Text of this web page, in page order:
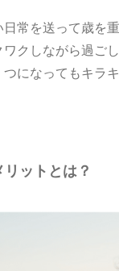
常を送って歳を
クしながら過ご
になってもキラ
ットとは？